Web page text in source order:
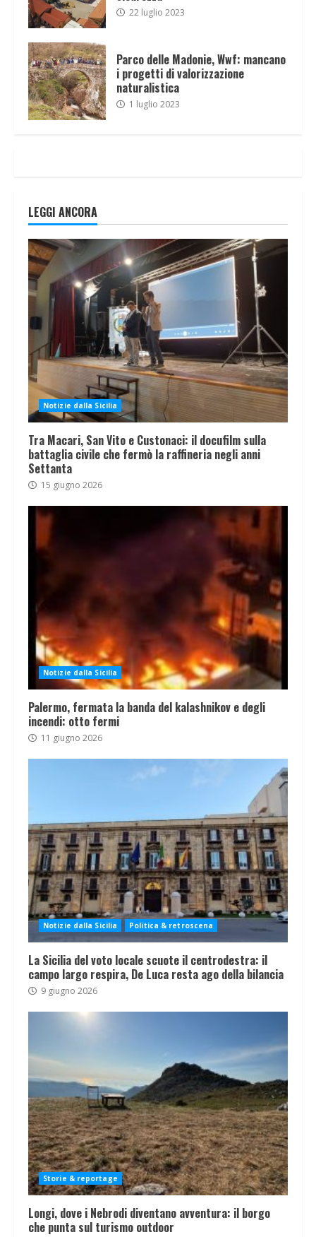
22 luglio 2023
Parco delle Madonie, Wwf: mancano
i progetti di valorizzazione
naturalistica
1 luglio 2023
LEGGI ANCORA
Notizie dalla Sicilia
Tra Macari, San Vito e Custonaci: il docufilm sulla
battaglia civile che fermò la raffineria negli anni
Settanta
15 giugno 2026
Notizie dalla Sicilia
Palermo, fermata la banda del kalashnikov e degli
incendi: otto fermi
11 giugno 2026
Notizie dalla Sicilia Politica & retroscena
La Sicilia del voto locale scuote il centrodestra: il
campo largo respira, De Luca resta ago della bilancia
9 giugno 2026
Storie & reportage
Longi, dove i Nebrodi diventano avventura: il borgo
che punta sul turismo outdoor